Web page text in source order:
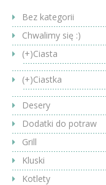
Bez kategorii
Chwalimy się :)
(+)Ciasta
(+)Ciastka
Desery
Dodatki do potraw
Grill
Kluski
Kotlety